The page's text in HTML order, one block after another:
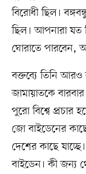
বিরোধী ছিল।
ছিল। আপনারা
ঘোরাতে পারবেন,
বক্তব্যে তিনি
জামায়াতকে
পুরো বিশ্বে প্রচার
জো বাইডেনের
দেশের কাছে
বাইডেন। কী জন্য